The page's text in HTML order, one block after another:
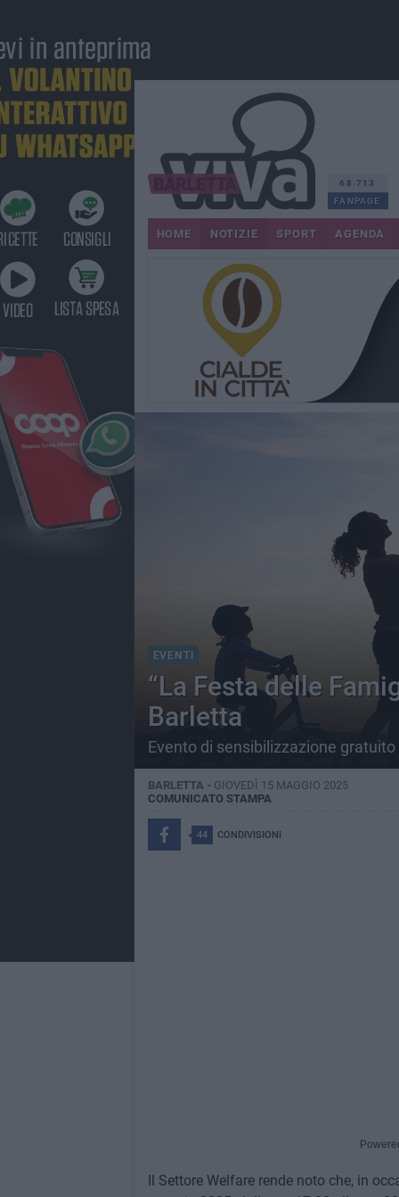
68.713
FANPAGE
HOME NOTIZIE SPORT AGENDA
EVENTI
“La Festa delle
Barletta
Evento di sensibilizzazione gratuito
BARLETTA - GIOVEDÌ 15 MAGGIO 2025
COMUNICATO STAMPA
44 CONDIVISIONI
Il Settore Welfare rende noto che, in